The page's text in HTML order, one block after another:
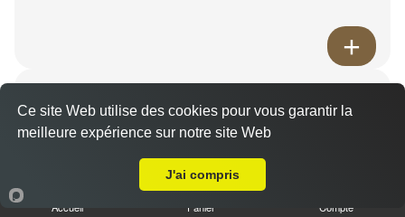
Dès 18.00 €
Base sauce tomate, mozzarella, anchois, câpres,
Accueil Panier Compte
Ce site Web utilise des cookies pour vous garantir la
meilleure expérience sur notre site Web
J'ai compris